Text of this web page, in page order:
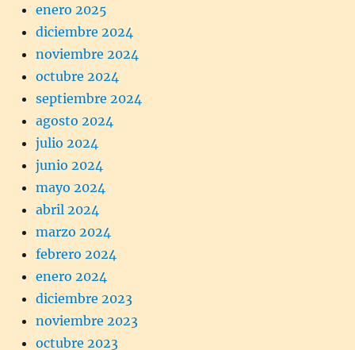
enero 2025
diciembre 2024
noviembre 2024
octubre 2024
septiembre 2024
agosto 2024
julio 2024
junio 2024
mayo 2024
abril 2024
marzo 2024
febrero 2024
enero 2024
diciembre 2023
noviembre 2023
octubre 2023